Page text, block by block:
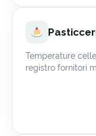
Temperature
registro fornitori